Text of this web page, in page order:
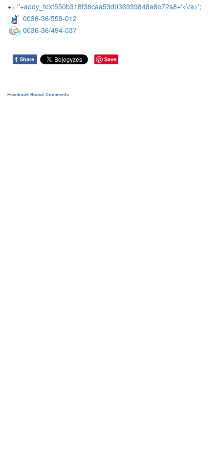
+= ''+addy_text550b318f38caa53d936939848a8e72a8+'<\/a>';
0036-36/559-012
0036-36/494-037
f Share Save
Facebook Social Comments